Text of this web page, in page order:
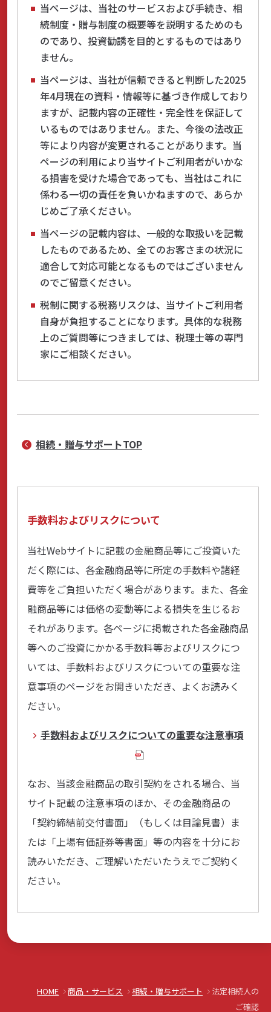
当ページは、当社のサービスおよび手続き、相
続制度・贈与制度の概要等を説明するためのも
のであり、投資勧誘を目的とするものではあり
ません。
当ページは、当社が信頼できると判断した2025
年4月現在の資料・情報等に基づき作成しており
ますが、記載内容の正確性・完全性を保証して
いるものではありません。また、今後の法改正
等により内容が変更されることがあります。当
ページの利用により当サイトご利用者がいかな
る損害を受けた場合であっても、当社はこれに
係わる一切の責任を負いかねますので、あらか
じめご了承ください。
当ページの記載内容は、一般的な取扱いを記載
したものであるため、全てのお客さまの状況に
適合して対応可能となるものではございません
のでご留意ください。
税制に関する税務リスクは、当サイトご利用者
自身が負担することになります。具体的な税務
上のご質問等につきましては、税理士等の専門
家にご相談ください。
相続・贈与サポートTOP
手数料およびリスクについて
当社Webサイトに記載の金融商品等にご投資いた
だく際には、各金融商品等に所定の手数料や諸経
費等をご負担いただく場合があります。また、各金
融商品等には価格の変動等による損失を生じるお
それがあります。各ページに掲載された各金融商品
等へのご投資にかかる手数料等およびリスクにつ
いては、手数料およびリスクについての重要な注
意事項のページをお開きいただき、よくお読みく
ださい。
手数料およびリスクについての重要な注意事項
なお、当該金融商品の取引契約をされる場合、当
サイト記載の注意事項のほか、その金融商品の
「契約締結前交付書面」（もしくは目論見書）ま
たは「上場有価証券等書面」等の内容を十分にお
読みいただき、ご理解いただいたうえでご契約く
ださい。
HOME 商品・サービス 相続・贈与サポート
法定相続人の
ご確認